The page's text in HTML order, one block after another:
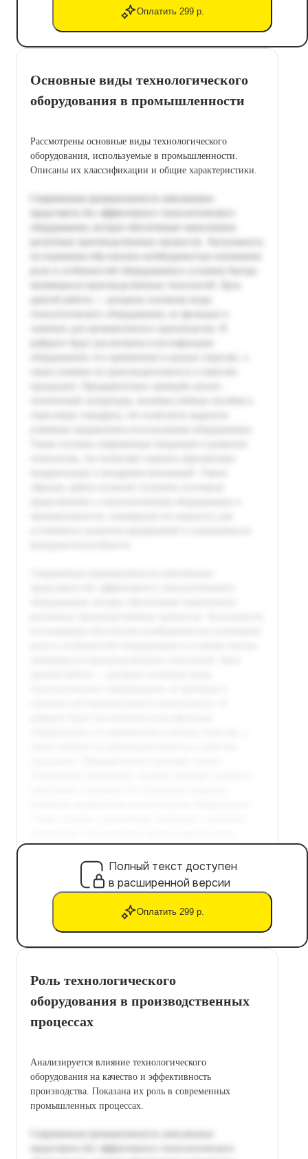
Оплатить 299 р.
Основные виды технологического
оборудования в промышленности
Рассмотрены основные виды технологического
оборудования, используемые в промышленности.
Описаны их классификации и общие характеристики.
Полный текст доступен
в расширенной версии
Оплатить 299 р.
Роль технологического
оборудования в производственных
процессах
Анализируется влияние технологического
оборудования на качество и эффективность
производства. Показана их роль в современных
промышленных процессах.